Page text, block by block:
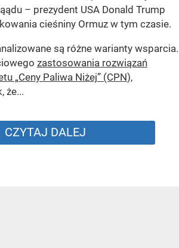
– prezydent USA Donald Trump
cieśniny Ormuz w tym czasie.
są różne warianty wsparcia.
zastosowania rozwiązań
„Ceny Paliwa Niżej” (CPN),
że...
CZYTAJ DALEJ